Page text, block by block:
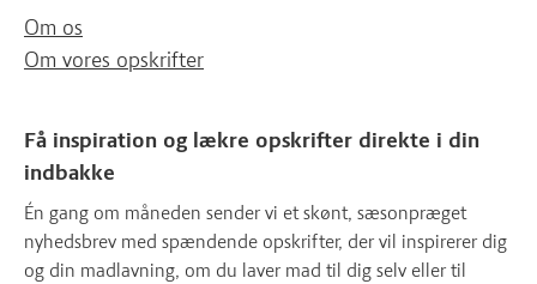
Om os
Om vores opskrifter
Få inspiration og lækre opskrifter direkte i din
indbakke
Én gang om måneden sender vi et skønt, sæsonpræget
nyhedsbrev med spændende opskrifter, der vil inspirerer dig
og din madlavning, om du laver mad til dig selv eller til